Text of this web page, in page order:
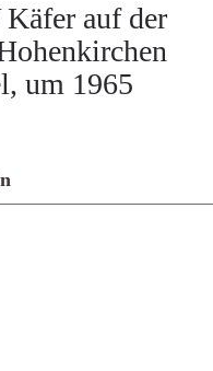
auf der
um 1965